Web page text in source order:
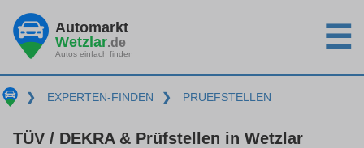
Automarkt
Wetzlar.de
Autos einfach finden ☰
❯ EXPERTEN-FINDEN ❯ PRUEFSTELLEN
TÜV / DEKRA & Prüfstellen in Wetzlar